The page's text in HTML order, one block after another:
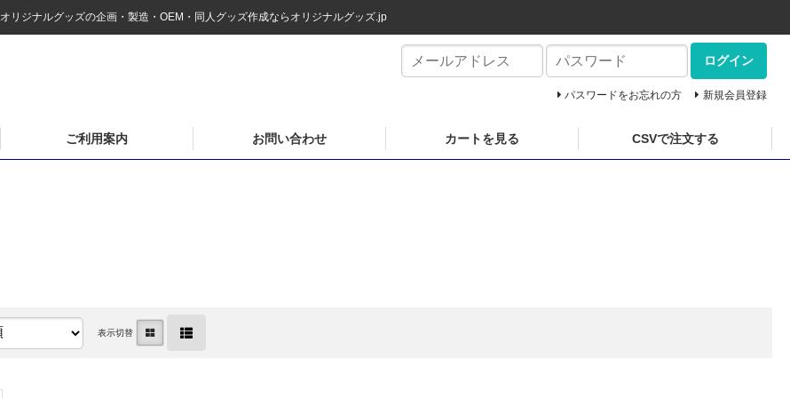
オリジナルグッズの企画・製造・OEM・同人グッズ作成ならオリジナルグッズ.jp
ログイン
パスワードをお忘れの方 新規会員登録
ご利用案内 お問い合わせ カートを見る CSVで注文する
表示切替